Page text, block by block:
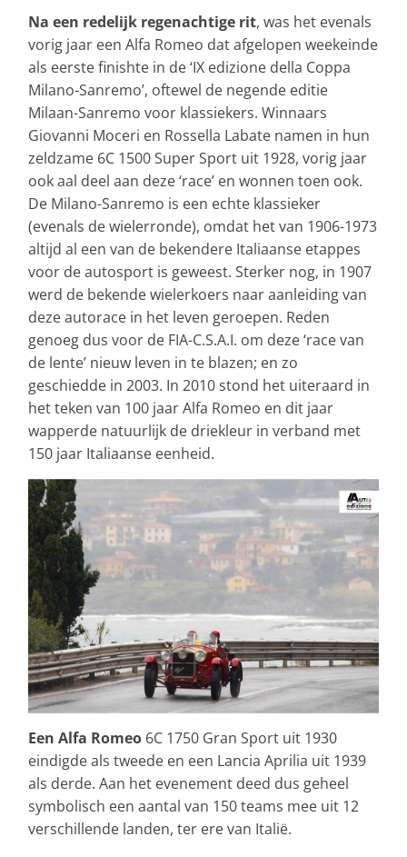
Na een redelijk regenachtige rit, was het evenals
vorig jaar een Alfa Romeo dat afgelopen weekeinde
als eerste finishte in de ‘IX edizione della Coppa
Milano-Sanremo’, oftewel de negende editie
Milaan-Sanremo voor klassiekers. Winnaars
Giovanni Moceri en Rossella Labate namen in hun
zeldzame 6C 1500 Super Sport uit 1928, vorig jaar
ook aal deel aan deze ‘race’ en wonnen toen ook.
De Milano-Sanremo is een echte klassieker
(evenals de wielerronde), omdat het van 1906-1973
altijd al een van de bekendere Italiaanse etappes
voor de autosport is geweest. Sterker nog, in 1907
werd de bekende wielerkoers naar aanleiding van
deze autorace in het leven geroepen. Reden
genoeg dus voor de FIA-C.S.A.I. om deze ‘race van
de lente’ nieuw leven in te blazen; en zo
geschiedde in 2003. In 2010 stond het uiteraard in
het teken van 100 jaar Alfa Romeo en dit jaar
wapperde natuurlijk de driekleur in verband met
150 jaar Italiaanse eenheid.
Een Alfa Romeo 6C 1750 Gran Sport uit 1930
eindigde als tweede en een Lancia Aprilia uit 1939
als derde. Aan het evenement deed dus geheel
symbolisch een aantal van 150 teams mee uit 12
verschillende landen, ter ere van Italië.